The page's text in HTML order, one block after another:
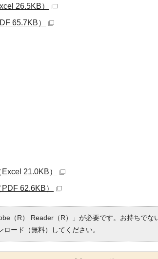
26.5KB）
65.7KB）
21.0KB）
62.6KB）
（R） Reader（R）」が必要です。お持ちでな
ロード（無料）してください。